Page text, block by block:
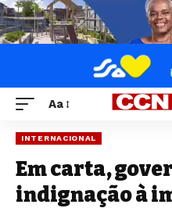
Aa
INTERNACIONAL
Em carta,
indignação à